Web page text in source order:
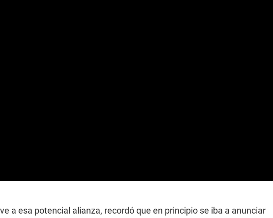
a esa potencial alianza, recordó que en principio se iba a anunciar